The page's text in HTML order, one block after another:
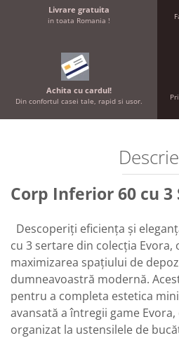
Livrare gratuita
in toata Romania !
Achita cu cardul!
Din confortul casei tale, rapid si usor.
Corp Inferior 60 cu 3
Descoperiți eficiența și
cu 3 sertare din colecția
maximizarea spațiului de
dumneavoastră modernă.
pentru a completa estetica
avansată a întregii game
organizat la ustensilele de